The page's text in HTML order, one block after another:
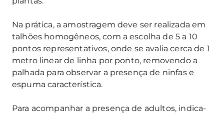
Na prática, a amostragem deve ser realizada em
talhões homogêneos, com a escolha de 5 a 10
pontos representativos, onde se avalia cerca de 1
metro linear de linha por ponto, removendo a
palhada para observar a presença de ninfas e
espuma característica.
Para acompanhar a presença de adultos, indica-